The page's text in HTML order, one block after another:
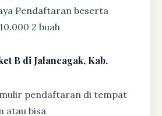
Pendaftaran beserta
2 buah
B di Jalancagak, Kab.
pendaftaran di tempat
atau bisa